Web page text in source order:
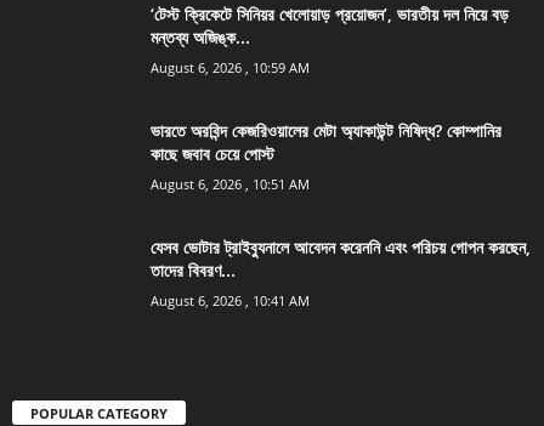
‘টেস্ট ক্রিকেটে সিনিয়র খেলোয়াড় প্রয়োজন’, ভারতীয় দল নিয়ে বড়
মন্তব্য অজিঙ্ক...
August 6, 2026 , 10:59 AM
ভারতে অরবিন্দ কেজরিওয়ালের মেটা অ্যাকাউন্ট নিষিদ্ধ? কোম্পানির
কাছে জবাব চেয়ে পোস্ট
August 6, 2026 , 10:51 AM
যেসব ভোটার ট্রাইব্যুনালে আবেদন করেননি এবং পরিচয় গোপন করছেন,
তাদের বিবরণ...
August 6, 2026 , 10:41 AM
POPULAR CATEGORY